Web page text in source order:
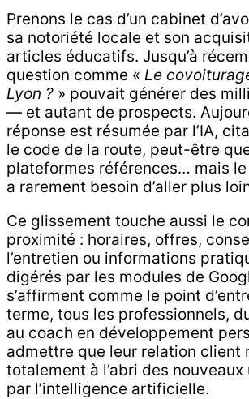
Prenons le cas d’un cabinet
sa notoriété locale et son
articles éducatifs. Jusqu’à
question comme « Le
Lyon ? » pouvait générer des
— et autant de prospects.
réponse est résumée par l’IA,
le code de la route, peut-être
plateformes références… mais
a rarement besoin d’aller plus
Ce glissement touche aussi le
proximité : horaires, offres,
l’entretien ou informations
digérés par les modules de
s’affirment comme le point
terme, tous les professionnels,
au coach en développement
admettre que leur relation client
totalement à l’abri des
par l’intelligence artificielle.